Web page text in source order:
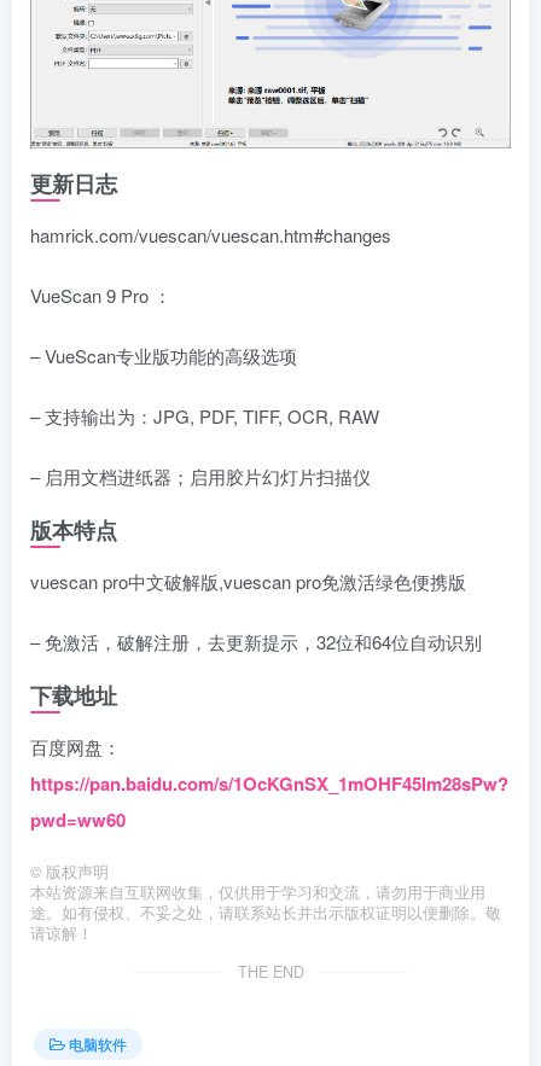
更新日志
hamrick.com/vuescan/vuescan.htm#changes
VueScan 9 Pro ：
– VueScan专业版功能的高级选项
– 支持输出为：JPG, PDF, TIFF, OCR, RAW
– 启用文档进纸器；启用胶片幻灯片扫描仪
版本特点
vuescan pro中文破解版,vuescan pro免激活绿色便携版
– 免激活，破解注册，去更新提示，32位和64位自动识别
下载地址
百度网盘：
https://pan.baidu.com/s/1OcKGnSX_1mOHF45lm28sPw?
pwd=ww60
© 版权声明
本站资源来自互联网收集，仅供用于学习和交流，请勿用于商业用
途。如有侵权、不妥之处，请联系站长并出示版权证明以便删除。敬
请谅解！
THE END
电脑软件